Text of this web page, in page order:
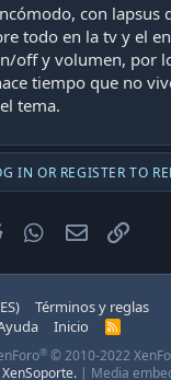
con lapsus
todo en la tv y el
off y volumen, por
tiempo que no
tema.
IN OR REGISTER TO
Reddit WhatsApp
Email
Términos y reglas
Inicio
R
S
® © 2010-2022
| Media